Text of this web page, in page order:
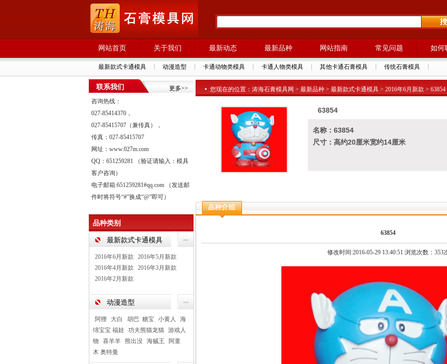
网站首页 关于我们 最新动态 最新品种 网站指南 常见问题 如何
最新款式卡通模具 动漫造型 卡通动物类模具 卡通人物类模具 其他卡通石膏模具 传统石膏模具
更多>>
联系我们
咨询热线：
027-85414370，
027-85415707（兼传真），
传真：027-85415707
网址：www.027m.com
QQ：651259281 （验证请输入：模具
客户咨询）
电子邮箱:651259281#qq.com （发送邮
件时将符号“#”换成“@”即可）
品种类别
最新款式卡通模具
2016年6月新款
2016年5月新款
2016年4月新款
2016年3月新款
2016年2月新款
动漫造型
阿狸 大白 胡巴 糖宝 小黄人
海
绵宝宝 福娃
功夫熊猫龙猫
游戏人
物
喜羊羊 熊出没 海贼王
阿童
木 奥特曼
您现在的位置：涛海石膏模具网 > 最新品种 > 最新款式卡通模具 > 2016年6月新款 > 63854
63854
名称：63854
尺寸：高约20厘米宽约14厘米
63854
修改时间:2016-05-29 13:40:51 浏览次数：353